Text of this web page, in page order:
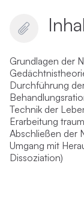
Grundlagen der
Durchführung
Technik der
Erarbeitung
Abschließen der
Umgang mit
Dissoziation)